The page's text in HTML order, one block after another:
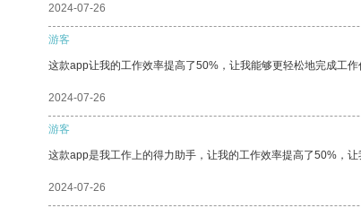
2024-07-26
游客
这款app让我的工作效率提高了50%，让我能够更轻松地完成工
2024-07-26
游客
这款app是我工作上的得力助手，让我的工作效率提高了50%，让
2024-07-26